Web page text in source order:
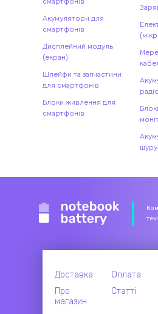
Акумулятори для
смартфонів
Дисплейний модуль
(екран)
Шлейфи та запчастини
для смартфонів
Блоки живлення для
смартфонів
Доставка Оплата
Про
магазин
Статті